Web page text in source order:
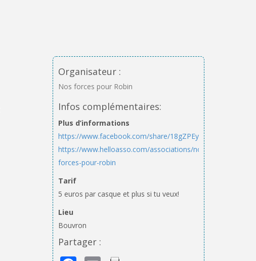
Organisateur :
Nos forces pour Robin
Infos complémentaires:
Plus d’informations
https://www.facebook.com/share/18gZPEyP6B/
https://www.helloasso.com/associations/nos-
forces-pour-robin
Tarif
5 euros par casque et plus si tu veux!
Lieu
Bouvron
Partager :